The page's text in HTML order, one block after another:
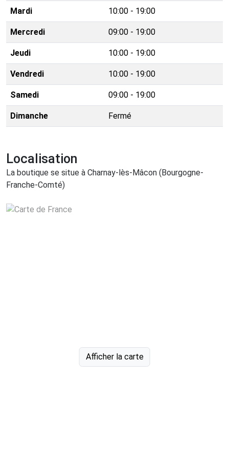
Mardi 10:00 - 19:00
Mercredi 09:00 - 19:00
Jeudi 10:00 - 19:00
Vendredi 10:00 - 19:00
Samedi 09:00 - 19:00
Dimanche Fermé
Localisation
La boutique se situe à Charnay-lès-Mâcon (Bourgogne-
Franche-Comté)
Afficher la carte